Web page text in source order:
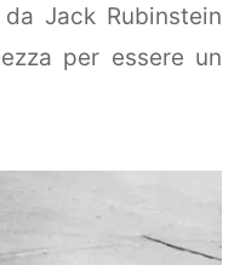
Jack Rubinstein
per essere un